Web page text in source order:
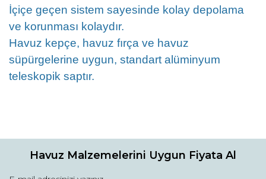
İçiçe geçen sistem sayesinde kolay depolama
ve korunması kolaydır.
Havuz kepçe, havuz fırça ve havuz
süpürgelerine uygun, standart alüminyum
teleskopik saptır.
konularda yetersiz gördüğünüz noktaları öneri formunu
kullanarak tarafımıza iletebilirsiniz.
Görüş ve önerileriniz için teşekkür ederiz.
Havuz Malzemelerini Uygun Fiyata Al